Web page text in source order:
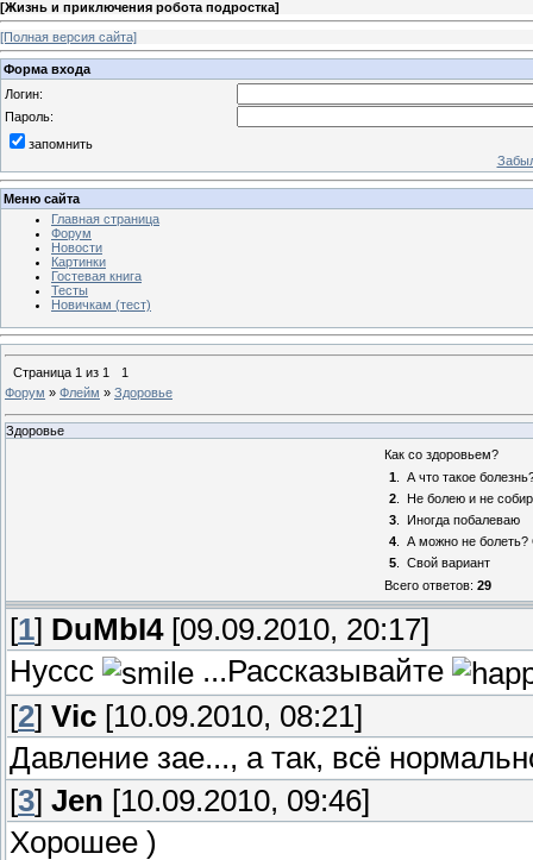
[Жизнь и приключения робота подростка]
[Полная версия сайта]
Форма входа
Логин:
Пароль:
запомнить
Меню сайта
Главная страница
Форум
Новости
Картинки
Гостевая книга
Тесты
Новичкам (тест)
Страница 1 из 1
1
Форум » Флейм » Здоровье
Здоровье
Как со здоровьем?
1
А что такое
2
Не болею и не
3
Иногда побалеваю
4
А можно не болеть?
5
Свой вариант
Всего ответов: 29
[1] DuMbI4[09.09.2010, 20:17]
Нуссс
...Рассказывайте
[2] Vic [10.09.2010, 08:21]
Давление зае..., а так, всё
[3] Jen [10.09.2010, 09:46]
Хорошее )